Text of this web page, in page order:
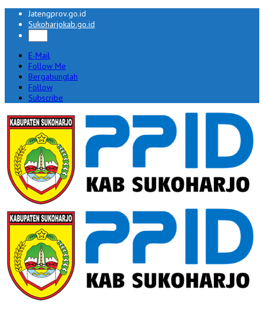
Jatengprov.go.id
Sukoharjokab.go.id
E-Mail
Follow Me
Bergabunglah
Follow
Subscribe